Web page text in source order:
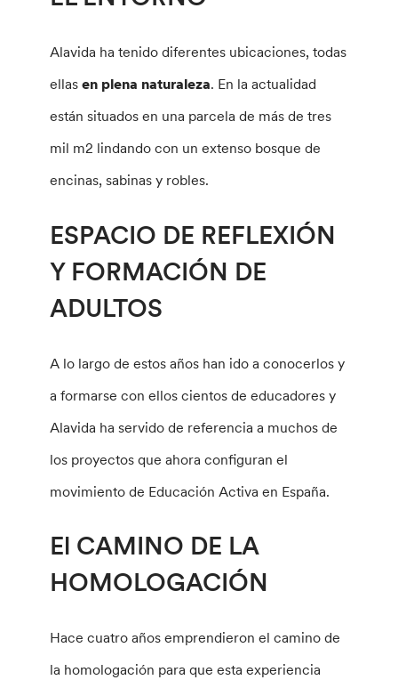
Alavida ha tenido diferentes ubicaciones, todas
ellasen plena naturaleza. En la actualidad
están situados en una parcela de más de tres
mil m2 lindando con un extenso bosque de
encinas, sabinas y robles.
ESPACIO DE REFLEXIÓN
Y FORMACIÓN DE
ADULTOS
A lo largo de estos años han ido a conocerlos y
a formarse con ellos cientos de educadores y
Alavida ha servido de referencia a muchos de
los proyectos que ahora configuran el
movimiento de Educación Activa en España.
El CAMINO DE LA
HOMOLOGACIÓN
Hace cuatro años emprendieron el camino de
la homologación para que esta experiencia